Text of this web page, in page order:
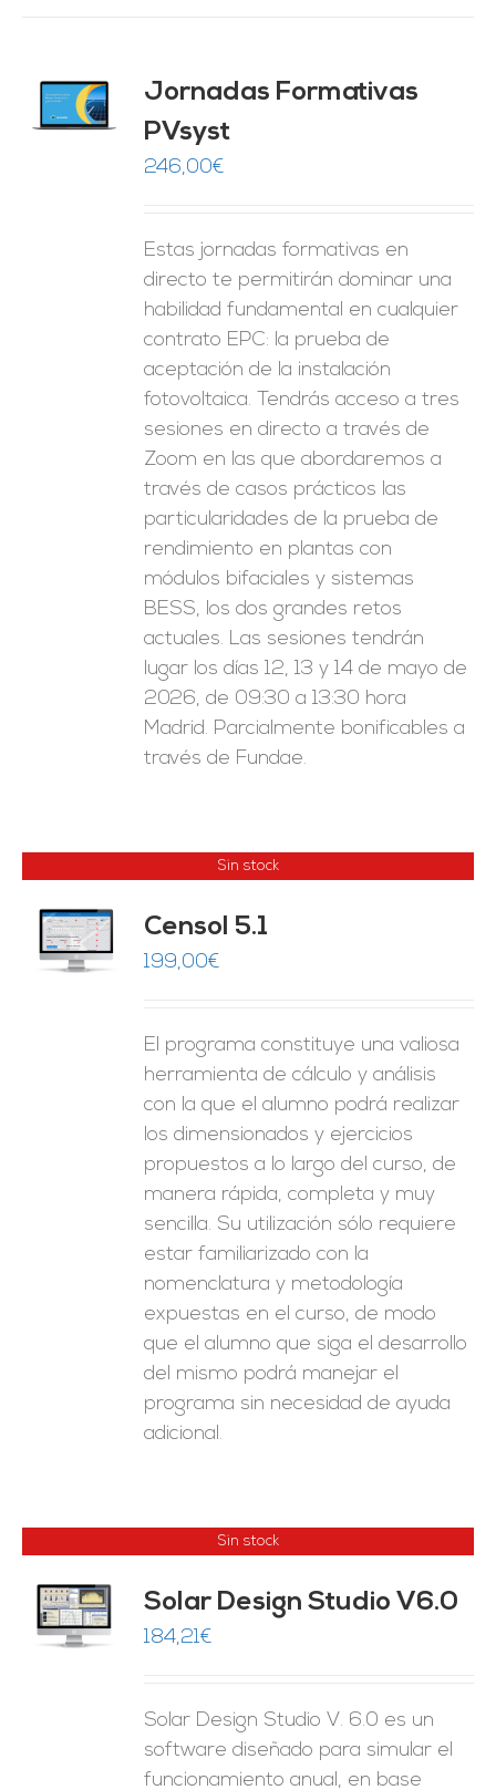
Jornadas Formativas
PVsyst
246,00€
Estas jornadas formativas en
directo te permitirán dominar una
habilidad fundamental en cualquier
contrato EPC: la prueba de
aceptación de la instalación
fotovoltaica. Tendrás acceso a tres
sesiones en directo a través de
Zoom en las que abordaremos a
través de casos prácticos las
particularidades de la prueba de
rendimiento en plantas con
módulos bifaciales y sistemas
BESS, los dos grandes retos
actuales. Las sesiones tendrán
lugar los días 12, 13 y 14 de mayo de
2026, de 09:30 a 13:30 hora
Madrid. Parcialmente bonificables a
través de Fundae.
Sin stock
Censol 5.1
199,00€
El programa constituye una valiosa
herramienta de cálculo y análisis
con la que el alumno podrá realizar
los dimensionados y ejercicios
propuestos a lo largo del curso, de
manera rápida, completa y muy
sencilla. Su utilización sólo requiere
estar familiarizado con la
nomenclatura y metodología
expuestas en el curso, de modo
que el alumno que siga el desarrollo
del mismo podrá manejar el
programa sin necesidad de ayuda
adicional.
Sin stock
Solar Design Studio V6.0
184,21€
Solar Design Studio V. 6.0 es un
software diseñado para simular el
funcionamiento anual, en base